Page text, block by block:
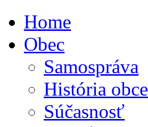
Home
Obec
Samospráva
História obce
Súčasnosť